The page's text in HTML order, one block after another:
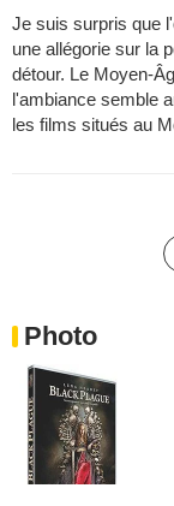
Je suis surpris que
une allégorie sur la
détour. Le Moyen-
l'ambiance semble
les films situés au
Photo